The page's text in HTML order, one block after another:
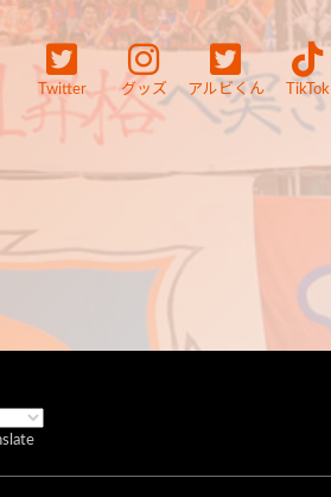
Twitter グッズ アルビくん TikTok